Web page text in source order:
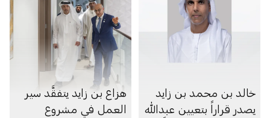
خالد بن محمد بن زايد
يصدر قراراً بتعيين عبدالله
هزاع بن زايد يتفقَّد سير
العمل في مشروع